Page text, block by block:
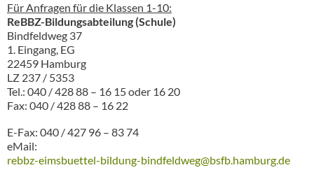
Für Anfragen für die Klassen 1-10:
ReBBZ-Bildungsabteilung (Schule)
Bindfeldweg 37
1. Eingang, EG
22459 Hamburg
LZ 237 / 5353
Tel.: 040 / 428 88 – 16 15 oder 16 20
Fax: 040 / 428 88 – 16 22
E-Fax: 040 / 427 96 – 83 74
eMail:
rebbz-eimsbuettel-bildung-bindfeldweg@bsfb.hamburg.de